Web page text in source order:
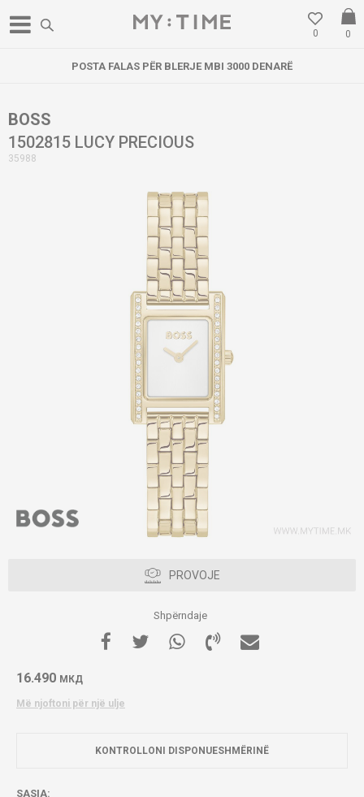
0
0
POSTA FALAS PËR BLERJE MBI 3000 DENARË
BOSS
1502815 LUCY PRECIOUS
35988
PROVOJE
Shpërndaje
16.490 МКД
Më njoftoni për një ulje
KONTROLLONI DISPONUESHMËRINË
SASIA: